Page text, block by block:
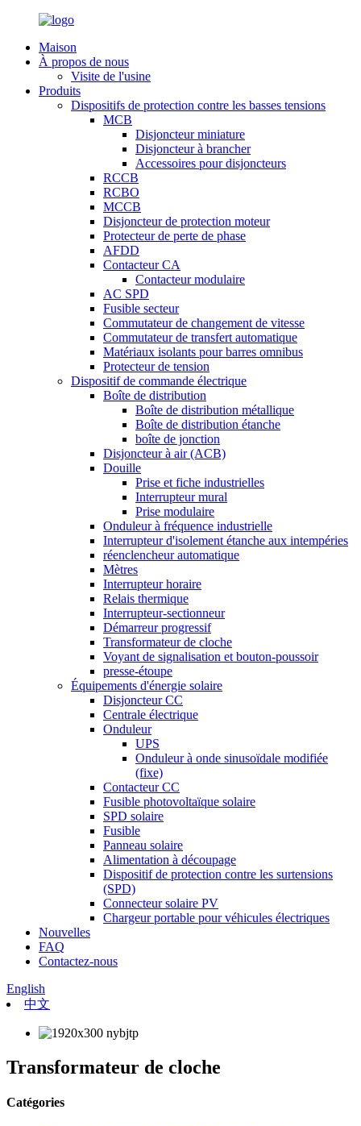
Maison
À propos de nous
Visite de l'usine
Produits
Dispositifs de protection contre les basses tensions
MCB
Disjoncteur miniature
Disjoncteur à brancher
Accessoires pour disjoncteurs
RCCB
RCBO
MCCB
Disjoncteur de protection moteur
Protecteur de perte de phase
AFDD
Contacteur CA
Contacteur modulaire
AC SPD
Fusible secteur
Commutateur de changement de vitesse
Commutateur de transfert automatique
Matériaux isolants pour barres omnibus
Protecteur de tension
Dispositif de commande électrique
Boîte de distribution
Boîte de distribution métallique
Boîte de distribution étanche
boîte de jonction
Disjoncteur à air (ACB)
Douille
Prise et fiche industrielles
Interrupteur mural
Prise modulaire
Onduleur à fréquence industrielle
Interrupteur d'isolement étanche aux intempéries
réenclencheur automatique
Mètres
Interrupteur horaire
Relais thermique
Interrupteur-sectionneur
Démarreur progressif
Transformateur de cloche
Voyant de signalisation et bouton-poussoir
presse-étoupe
Équipements d'énergie solaire
Disjoncteur CC
Centrale électrique
Onduleur
UPS
Onduleur à onde sinusoïdale modifiée
(fixe)
Contacteur CC
Fusible photovoltaïque solaire
SPD solaire
Fusible
Panneau solaire
Alimentation à découpage
Dispositif de protection contre les surtensions
(SPD)
Connecteur solaire PV
Chargeur portable pour véhicules électriques
Nouvelles
FAQ
Contactez-nous
English
中文
Transformateur de cloche
Catégories